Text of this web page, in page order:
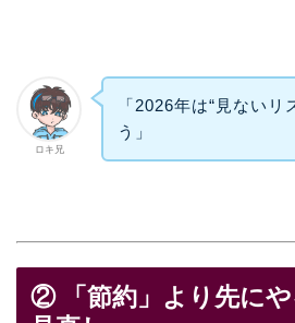
ロキ兄
「2026年は“見ないリ
う」
② 「節約」より先に